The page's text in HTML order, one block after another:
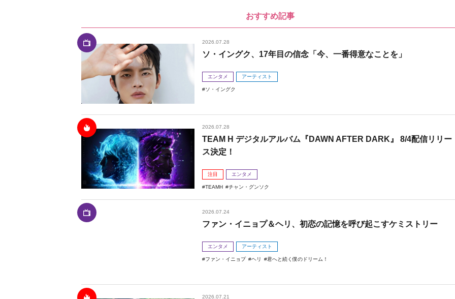
おすすめ記事
2026.07.28
ソ・イングク、17年目の信念「今、一番得意なことを」
エンタメ アーティスト
ソ・イングク
2026.07.28
TEAM H デジタルアルバム『DAWN AFTER DARK』 8/4配信リリー
ス決定！
注目 エンタメ
TEAMH チャン・グンソク
2026.07.24
ファン・イニョプ＆ヘリ、初恋の記憶を呼び起こすケミストリー
エンタメ アーティスト
ファン・イニョプ ヘリ 君へと続く僕のドリーム！
2026.07.21